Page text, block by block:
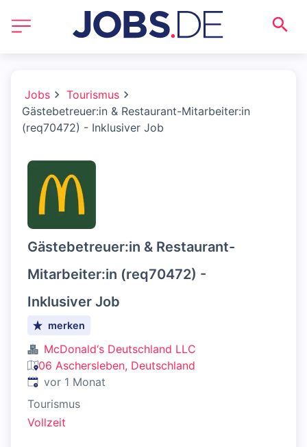
Jobs
Tourismus
Gästebetreuer:in & Restaurant-Mitarbeiter:in
(req70472) - Inklusiver Job
Gästebetreuer:in & Restaurant-
Mitarbeiter:in (req70472) -
Inklusiver Job
merken
McDonald‘s Deutschland LLC
06 Aschersleben, Deutschland
Veröffentlicht:
vor 1 Monat
Tourismus
Vollzeit